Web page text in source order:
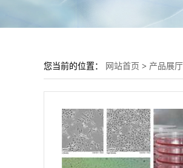
您当前的位置： 网站首页 > 产品展厅